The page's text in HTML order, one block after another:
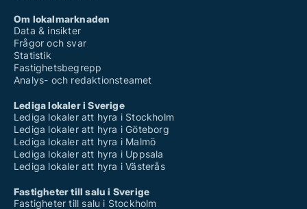
Om lokalmarknaden
Data & insikter
Frågor och svar
Statistik
Fastighetsbegrepp
Analys- och redaktionsteamet
Lediga lokaler i Sverige
Lediga lokaler att hyra i Stockholm
Lediga lokaler att hyra i Göteborg
Lediga lokaler att hyra i Malmö
Lediga lokaler att hyra i Uppsala
Lediga lokaler att hyra i Västerås
Fastigheter till salu i Sverige
Fastigheter till salu i Stockholm